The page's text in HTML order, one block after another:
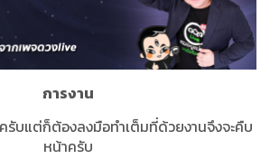
การงาน
รับแต่ก็ต้องลงมือทำเต็มที่ด้วยงานจึงจะคืบ
หน้าครับ